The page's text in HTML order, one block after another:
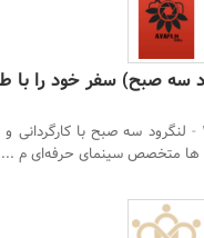
سه صبح) سفر خود را با
لنگرود سه صبح با کارگردانی
ها متخصص سینمای حرفه‌ای م ...